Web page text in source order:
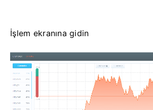
İşlem ekranına gidin